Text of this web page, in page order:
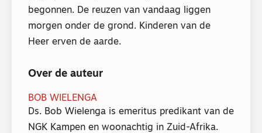
begonnen. De reuzen van vandaag liggen
morgen onder de grond. Kinderen van de
Heer erven de aarde.
Over de auteur
BOB WIELENGA
Ds. Bob Wielenga is emeritus predikant van de
NGK Kampen en woonachtig in Zuid-Afrika.